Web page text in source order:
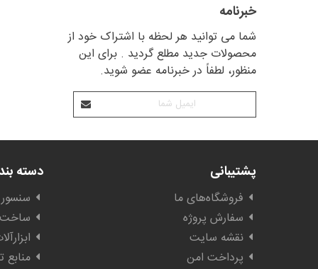
خبرنامه
شما می توانید هر لحظه با اشتراک خود از
محصولات جدید مطلع گردید . برای این
منظور، لطفاً در خبرنامه عضو شوید.
پشتیبانی
فروشگاه‌های ما
سفارش پروژه
نقشه سایت
پرداخت امن
دسته
ساخت
منابع